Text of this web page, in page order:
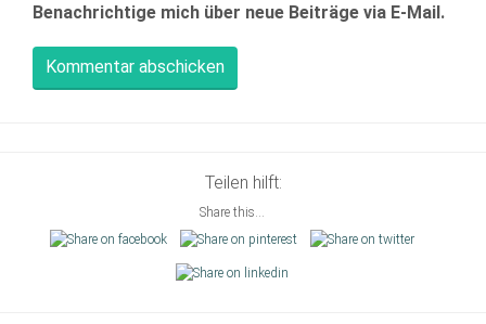
Benachrichtige mich über neue Beiträge via E-Mail.
Teilen hilft:
Share this...